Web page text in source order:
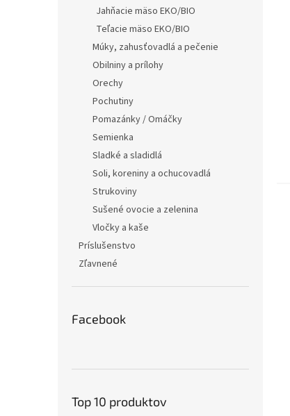
Jahňacie mäso EKO/BIO
Teľacie mäso EKO/BIO
Múky, zahusťovadlá a pečenie
Obilniny a prílohy
Orechy
Pochutiny
Pomazánky / Omáčky
Semienka
Sladké a sladidlá
Soli, koreniny a ochucovadlá
Strukoviny
Sušené ovocie a zelenina
Vločky a kaše
Príslušenstvo
Zľavnené
Facebook
Top 10 produktov